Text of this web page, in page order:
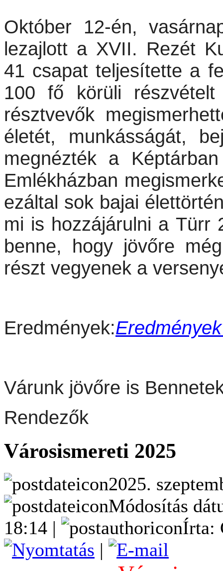
Október 12-én,
lezajlott a XVII. Rezét
41 csapat teljesítette a
100 fő körüli
résztvevők
életét, munkásságát,
megnézték a
Emlékházban
ezáltal sok bajai
mi is hozzájárulni a Türr
benne, hogy jövőre
részt vegyenek a
Eredmények:
Várunk jövőre is
Rendezők
Városismereti 2025
2025.
Módosítás
18:14 |
Írta:
|